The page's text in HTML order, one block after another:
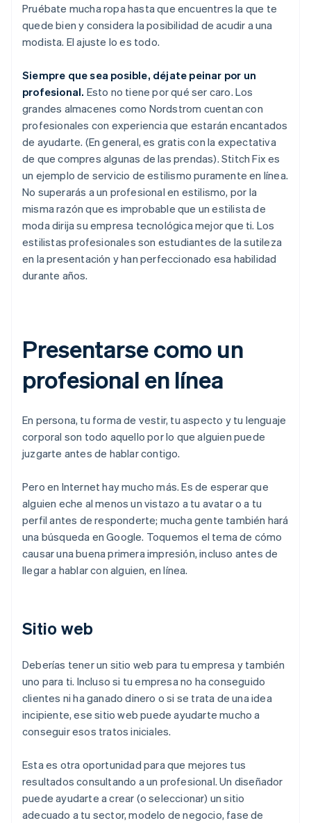
Pruébate mucha ropa hasta que encuentres la que te
quede bien y considera la posibilidad de acudir a una
modista. El ajuste lo es todo.
Siempre que sea posible, déjate peinar por un
profesional. Esto no tiene por qué ser caro. Los
grandes almacenes como Nordstrom cuentan con
profesionales con experiencia que estarán encantados
de ayudarte. (En general, es gratis con la expectativa
de que compres algunas de las prendas). Stitch Fix es
un ejemplo de servicio de estilismo puramente en línea.
No superarás a un profesional en estilismo, por la
misma razón que es improbable que un estilista de
moda dirija su empresa tecnológica mejor que ti. Los
estilistas profesionales son estudiantes de la sutileza
en la presentación y han perfeccionado esa habilidad
durante años.
Presentarse como un
profesional en línea
En persona, tu forma de vestir, tu aspecto y tu lenguaje
corporal son todo aquello por lo que alguien puede
juzgarte antes de hablar contigo.
Pero en Internet hay mucho más. Es de esperar que
alguien eche al menos un vistazo a tu avatar o a tu
perfil antes de responderte; mucha gente también hará
una búsqueda en Google. Toquemos el tema de cómo
causar una buena primera impresión, incluso antes de
llegar a hablar con alguien, en línea.
Sitio web
Deberías tener un sitio web para tu empresa y también
uno para ti. Incluso si tu empresa no ha conseguido
clientes ni ha ganado dinero o si se trata de una idea
incipiente, ese sitio web puede ayudarte mucho a
conseguir esos tratos iniciales.
Esta es otra oportunidad para que mejores tus
resultados consultando a un profesional. Un diseñador
puede ayudarte a crear (o seleccionar) un sitio
adecuado a tu sector, modelo de negocio, fase de